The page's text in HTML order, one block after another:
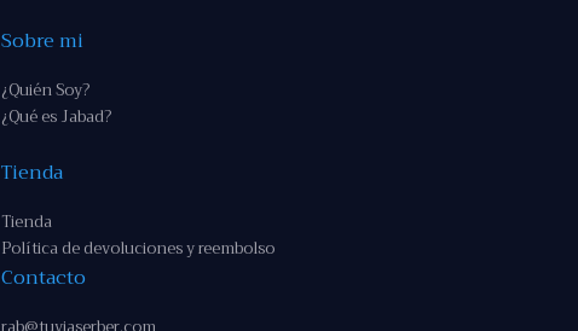
Sobre mi
¿Quién Soy?
¿Qué es Jabad?
Tienda
Tienda
Política de devoluciones y reembolso
Contacto